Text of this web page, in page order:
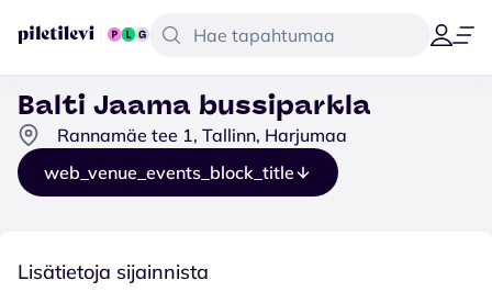
Balti Jaama bussiparkla
Rannamäe tee 1, Tallinn, Harjumaa
web_venue_events_block_title
Lisätietoja sijainnista